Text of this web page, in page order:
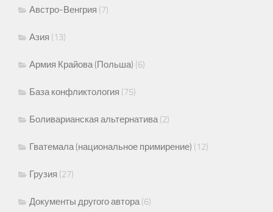
Австро-Венгрия (7)
Азия (13)
Армия Крайова (Польша) (6)
База конфликтология (75)
Боливарианская альтернатива(2)
Гватемала (национальное примирение) (12)
Грузия (27)
Документы другого автора(6)